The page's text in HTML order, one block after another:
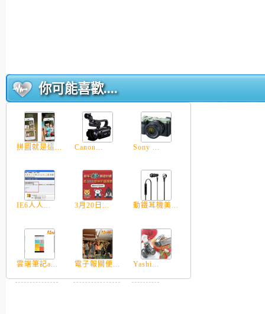
你可能喜歡....
拼圖就是這... Canon... Sony ...
IE6人人... 3月20日... 動鐵耳機美...
雲端筆記a... 電子報關便... Yashi...